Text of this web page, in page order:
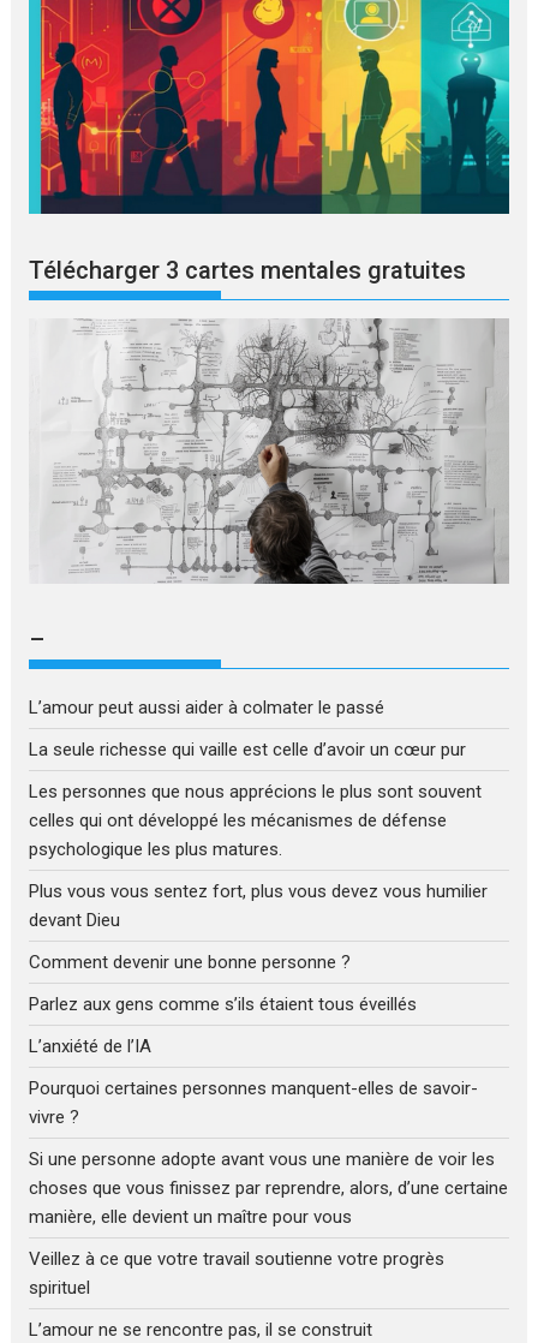
Télécharger 3 cartes mentales gratuites
–
L’amour peut aussi aider à colmater le passé
La seule richesse qui vaille est celle d’avoir un cœur pur
Les personnes que nous apprécions le plus sont souvent
celles qui ont développé les mécanismes de défense
psychologique les plus matures.
Plus vous vous sentez fort, plus vous devez vous humilier
devant Dieu
Comment devenir une bonne personne ?
Parlez aux gens comme s’ils étaient tous éveillés
L’anxiété de l’IA
Pourquoi certaines personnes manquent-elles de savoir-
vivre ?
Si une personne adopte avant vous une manière de voir les
choses que vous finissez par reprendre, alors, d’une certaine
manière, elle devient un maître pour vous
Veillez à ce que votre travail soutienne votre progrès
spirituel
L’amour ne se rencontre pas, il se construit